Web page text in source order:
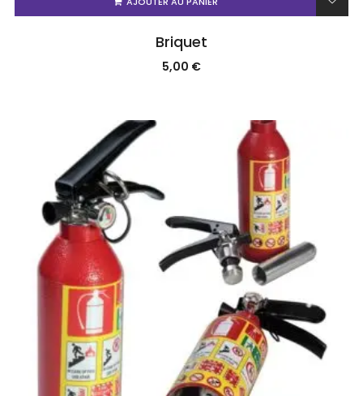
Briquet
5,00 €